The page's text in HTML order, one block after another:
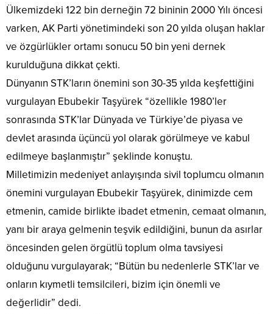
Ülkemizdeki 122 bin derneğin 72 bininin 2000 Yılı öncesi
varken, AK Parti yönetimindeki son 20 yılda oluşan haklar
ve özgürlükler ortamı sonucu 50 bin yeni dernek
kurulduğuna dikkat çekti.
Dünyanın STK’ların önemini son 30-35 yılda keşfettiğini
vurgulayan Ebubekir Taşyürek “özellikle 1980’ler
sonrasında STK’lar Dünyada ve Türkiye’de piyasa ve
devlet arasında üçüncü yol olarak görülmeye ve kabul
edilmeye başlanmıştır” şeklinde konuştu.
Milletimizin medeniyet anlayışında sivil toplumcu olmanın
önemini vurgulayan Ebubekir Taşyürek, dinimizde cem
etmenin, camide birlikte ibadet etmenin, cemaat olmanın,
yanı bir araya gelmenin teşvik edildiğini, bunun da asırlar
öncesinden gelen örgütlü toplum olma tavsiyesi
olduğunu vurgulayarak; “Bütün bu nedenlerle STK’lar ve
onların kıymetli temsilcileri, bizim için önemli ve
değerlidir” dedi.